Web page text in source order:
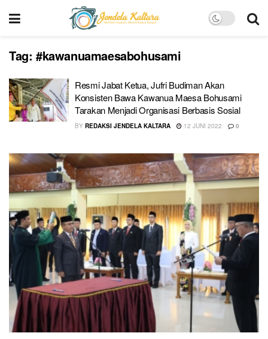
Tag: #kawanuamaesabohusami
Resmi Jabat Ketua, Jufri Budiman Akan
Konsisten Bawa Kawanua Maesa Bohusami
Tarakan Menjadi Organisasi Berbasis Sosial
BY REDAKSI JENDELA KALTARA 12 JUNI 2022 0